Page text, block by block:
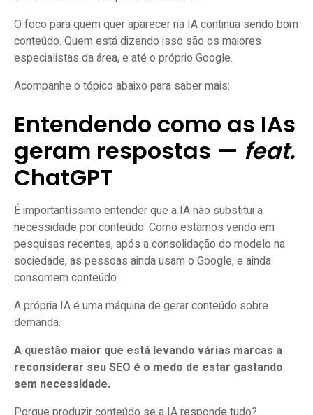
O foco para quem quer aparecer na IA continua sendo bom
conteúdo. Quem está dizendo isso são os maiores
especialistas da área, e até o próprio Google.
Acompanhe o tópico abaixo para saber mais:
Entendendo como as IAs
geram respostas — feat.
ChatGPT
É importantíssimo entender que a IA não substitui a
necessidade por conteúdo. Como estamos vendo em
pesquisas recentes, após a consolidação do modelo na
sociedade, as pessoas ainda usam o Google, e ainda
consomem conteúdo.
A própria IA é uma máquina de gerar conteúdo sobre
demanda.
A questão maior que está levando várias marcas a
reconsiderar seu SEO é o medo de estar gastando
sem necessidade.